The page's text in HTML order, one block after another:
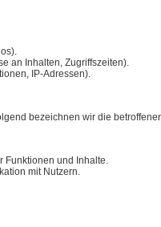
an Inhalten, Zugriffszeiten).
IP-Adressen).
bezeichnen wir die
Funktionen und Inhalte.
mit Nutzern.